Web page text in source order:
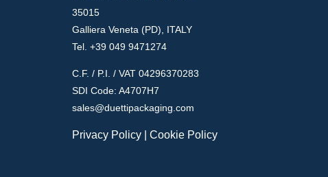
35015
Galliera Veneta (PD), ITALY
Tel. +39 049 9471274
C.F. / P.I. / VAT 04296370283
SDI Code: A4707H7
sales@duettipackaging.com
Privacy Policy Cookie Policy